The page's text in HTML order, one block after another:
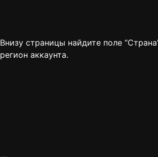
Внизу страницы найдите поле
регион аккаунта.